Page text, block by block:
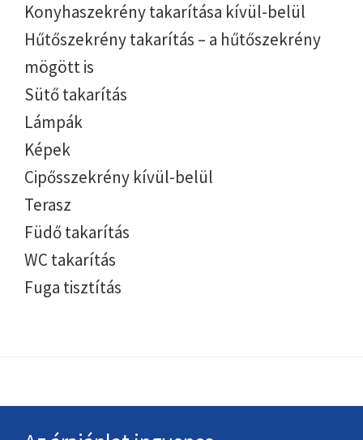
Konyhaszekrény takarítása kívül-belül
Hűtőszekrény takarítás – a hűtőszekrény
mögött is
Sütő takarítás
Lámpák
Képek
Cipősszekrény kívül-belül
Terasz
Füdő takarítás
WC takarítás
Fuga tisztítás